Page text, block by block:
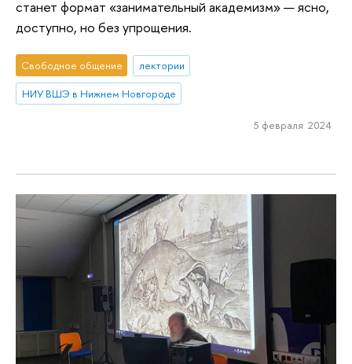
станет формат «занимательный академизм» — ясно,
доступно, но без упрощения.
Свободное общение
лектории
НИУ ВШЭ в Нижнем Новгороде
5 февраля 2024